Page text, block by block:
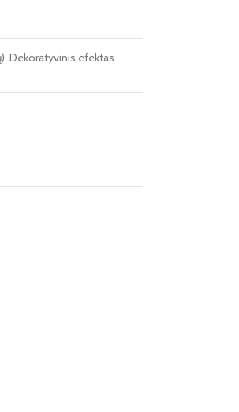
Dekoratyvinis efektas